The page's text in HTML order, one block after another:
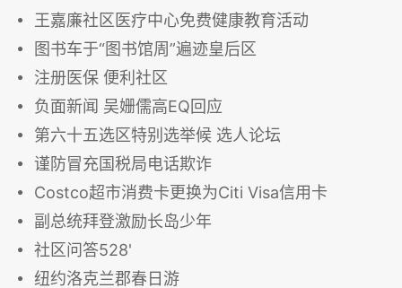
王嘉廉社区医疗中心免费健康教育活动
图书车于“图书馆周”遍迹皇后区
注册医保 便利社区
负面新闻 吴姗儒高EQ回应
第六十五选区特别选举候 选人论坛
谨防冒充国税局电话欺诈
Costco超市消费卡更换为Citi Visa信用卡
副总统拜登激励长岛少年
社区问答528'
纽约洛克兰郡春日游